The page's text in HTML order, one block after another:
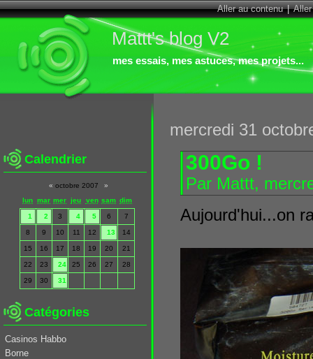
Aller au contenu|
Mattt's blog V2
mes essais, mes astuces, mes projets...
mercredi 31
300Go !
Par Mattt,
Aujourd'hui...on
Calendrier
« octobre 2007
»
lun mar mer jeu ven sam dim
1 2 3 4 5 6 7
8 9 10 11 12 13 14
15 16 17 18 19 20 21
22 23 24 25 26 27 28
29 30 31
Catégories
Casinos Habbo
Borne